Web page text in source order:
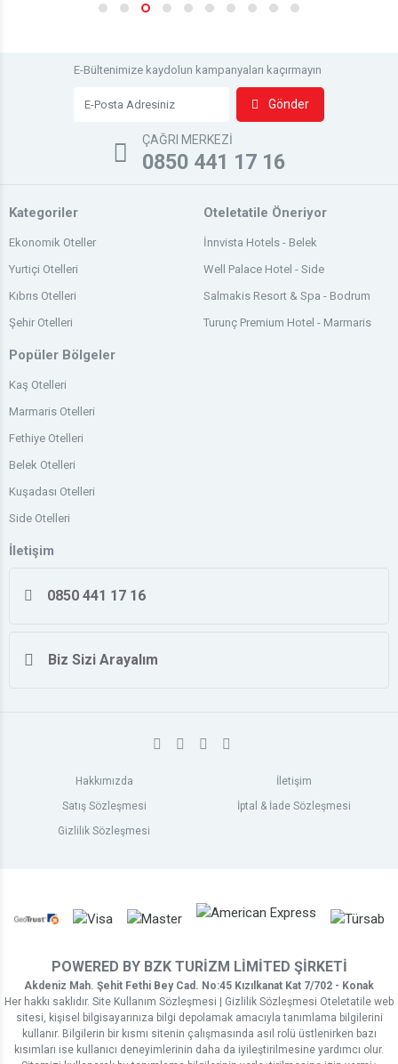
E-Bültenimize kaydolun kampanyaları kaçırmayın
Gönder
ÇAĞRI MERKEZİ
0850 441 17 16
Kategoriler
Ekonomik Oteller
Yurtiçi Otelleri
Kıbrıs Otelleri
Şehir Otelleri
Oteletatile Öneriyor
İnnvista Hotels - Belek
Well Palace Hotel - Side
Salmakis Resort & Spa - Bodrum
Turunç Premium Hotel - Marmaris
Popüler Bölgeler
Kaş Otelleri
Marmaris Otelleri
Fethiye Otelleri
Belek Otelleri
Kuşadası Otelleri
Side Otelleri
İletişim
0850 441 17 16
Biz Sizi Arayalım
Hakkımızda
İletişim
Satış Sözleşmesi
İptal & İade Sözleşmesi
Gizlilik Sözleşmesi
POWERED BY BZK TURİZM LİMİTED ŞİRKETİ
Akdeniz Mah. Şehit Fethi Bey Cad. No:45 Kızılkanat Kat 7/702 - Konak
Her hakkı saklıdır. Site Kullanım Sözleşmesi | Gizlilik Sözleşmesi Oteletatile web
sitesi, kişisel bilgisayarınıza bilgi depolamak amacıyla tanımlama bilgilerini
kullanır. Bilgilerin bir kısmı sitenin çalışmasında asıl rolü üstlenirken bazı
kısımları ise kullanıcı deneyimlerinin daha da iyileştirilmesine yardımcı olur.